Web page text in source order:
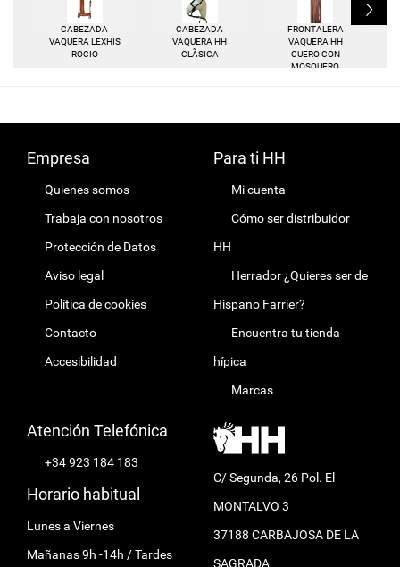
CABEZADA
VAQUERA LEXHIS
ROCIO
CABEZADA
VAQUERA HH
CLÃSICA
FRONTALERA
VAQUERA HH
CUERO CON
MOSQUERO
L
Empresa
Quienes somos
Trabaja con nosotros
Protección de Datos
Aviso legal
Política de cookies
Contacto
Accesibilidad
Para ti HH
Mi cuenta
Cómo ser distribuidor
HH
Herrador ¿Quieres ser de
Hispano Farrier?
Encuentra tu tienda
hípica
Marcas
Atención Telefónica
+34 923 184 183
Horario habitual
Lunes a Viernes
Mañanas 9h -14h / Tardes
C/ Segunda, 26 Pol. El
MONTALVO 3
37188 CARBAJOSA DE LA
SAGRADA